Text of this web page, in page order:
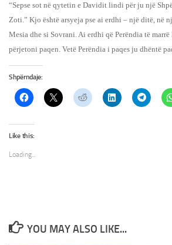
“Sepse sot në qytetin e Davidit lindi për ju një
Zoti.” Kjo është arsyeja pse ai erdhi – një ditë, në
Mesia dhe si Sovrani. Ai erdhi që Perëndia të
përjetoni paqen. Vetë Perëndia i paqes ju dhëntë
Shpërndaje:
Like this:
Loading...
YOU MAY ALSO LIKE...